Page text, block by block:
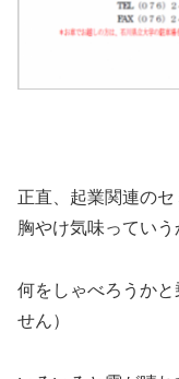
正直、起業関連の
胸やけ気味っていう
何をしゃべろうか
せん）